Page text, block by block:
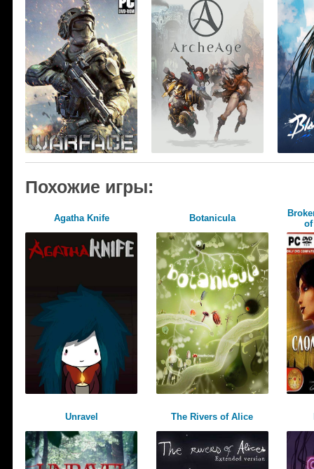
Похожие игры:
Agatha Knife Botanicula
of
Unravel The Rivers of Alice